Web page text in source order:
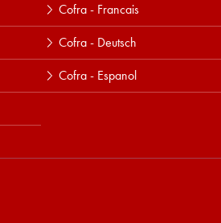
Cofra - Francais
Cofra - Deutsch
Cofra - Espanol